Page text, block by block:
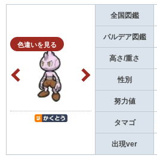
色違いを見る
全国図鑑
パルデア図鑑
高さ/重さ
性別
努力値
タマゴ
出現ver